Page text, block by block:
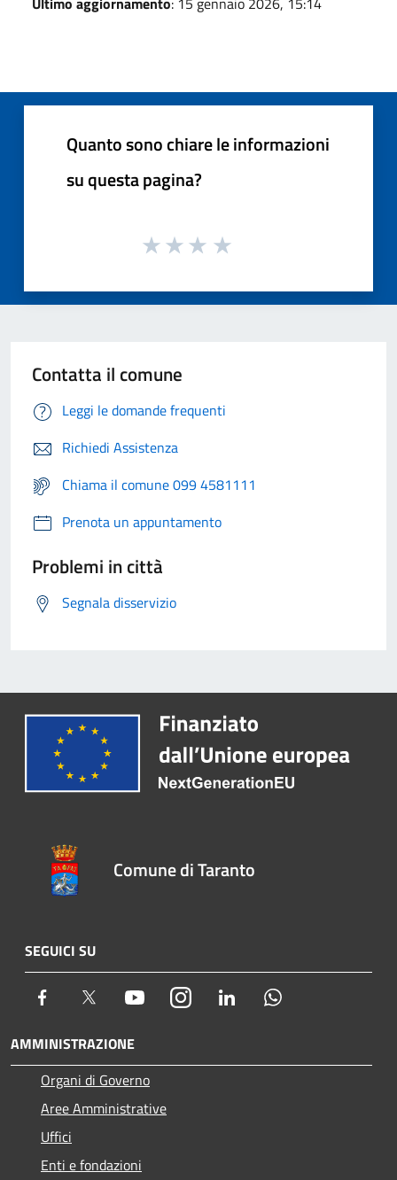
Quanto sono chiare le informazioni
su questa pagina?
Contatta il comune
Leggi le domande frequenti
Richiedi Assistenza
Chiama il comune 099 4581111
Prenota un appuntamento
Problemi in città
Segnala disservizio
Comune di Taranto
SEGUICI SU
Facebook Twitter YoutubeInstagram LinkedIn
AMMINISTRAZIONE
Organi di Governo
Aree Amministrative
Uffici
Enti e fondazioni